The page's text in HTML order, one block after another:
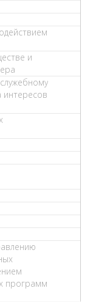
и
интересов
программ